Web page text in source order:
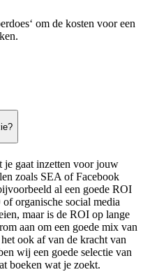
om de kosten voor een
je gaat inzetten voor jouw
zoals SEA of Facebook
al een goede ROI
organische social media
maar is de ROI op lange
aan om een goede mix van
ook af van de kracht van
wij een goede selectie van
boeken wat je zoekt.